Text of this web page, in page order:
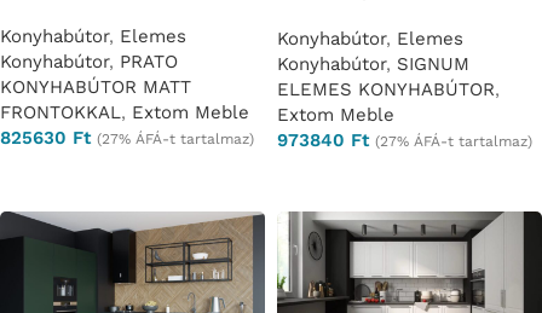
Konyhabútor, Elemes
Konyhabútor, PRATO
KONYHABÚTOR MATT
FRONTOKKAL, Extom Meble
825630 Ft (27% ÁFÁ-t tartalmaz)
Konyhabútor, Elemes
Konyhabútor, SIGNUM
ELEMES KONYHABÚTOR,
Extom Meble
973840 Ft (27% ÁFÁ-t tartalmaz)